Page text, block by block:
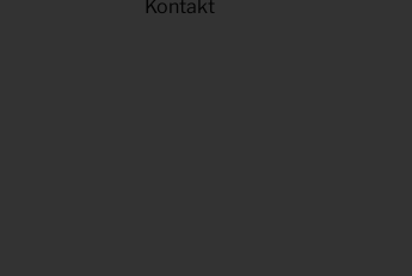
Kontakt